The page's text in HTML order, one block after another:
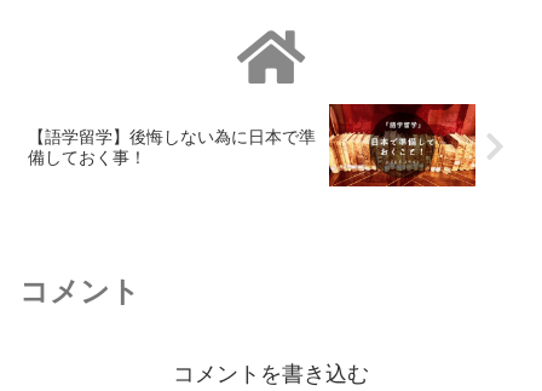
【語学留学】後悔しない為に日本で準
備しておく事！
コメント
コメントを書き込む